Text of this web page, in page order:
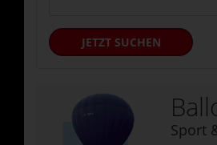
JETZT SUCHEN
Sport